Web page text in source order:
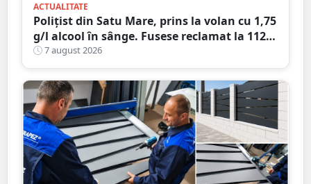
ACTUALITATE
Polițist din Satu Mare, prins la volan cu 1,75
g/l alcool în sânge. Fusese reclamat la 112
că circula pe contrasens
7 august 2026